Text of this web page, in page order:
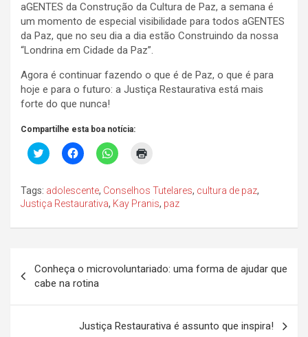
aGENTES da Construção da Cultura de Paz, a semana é
um momento de especial visibilidade para todos aGENTES
da Paz, que no seu dia a dia estão Construindo da nossa
“Londrina em Cidade da Paz”.
Agora é continuar fazendo o que é de Paz, o que é para
hoje e para o futuro: a Justiça Restaurativa está mais
forte do que nunca!
Compartilhe esta boa notícia:
C
l
k
t
o
a
n
T
w
t
C
l
u
e
p
a
p
a
r
i
h
a
C
l
u
e
p
a
p
a
i
h
a
u
e
p
a
r
i
r
a
b
Tags: adolescente, Conselhos Tutelares, cultura de paz,
Justiça Restaurativa, Kay Pranis, paz
de
Post
Conheça o microvoluntariado: uma forma de ajudar que
cabe na rotina
Justiça Restaurativa é assunto que inspira!